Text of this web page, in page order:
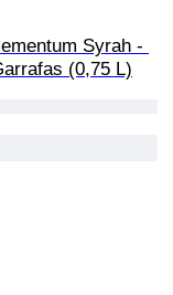
Syrah -
(0,75 L)